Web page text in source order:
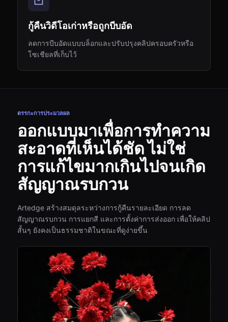
กู้คืนวิดีโอเก่าหรือถูกบีบอัด
ลดการบีบอัดแบบบล็อกและปรับปรุงคลิปครอบครัวหรือ
โซเชียลที่เก็บไว้
ตรรกะการประมวลผล
ออกแบบมาเพื่อการทำความ
สะอาดที่เห็นได้ชัด ไม่ใช่
การแก้ไขมากเกินไปจนเกิด
สัญญาณรบกวน
Artedge สร้างสมดุลระหว่างการกู้คืนรายละเอียด การลด
สัญญาณรบกวน การแยกสี และการตั้งค่าการส่งออก เพื่อให้คลิป
สั้นๆ ยังคงเป็นธรรมชาติในขณะที่ดูง่ายขึ้น